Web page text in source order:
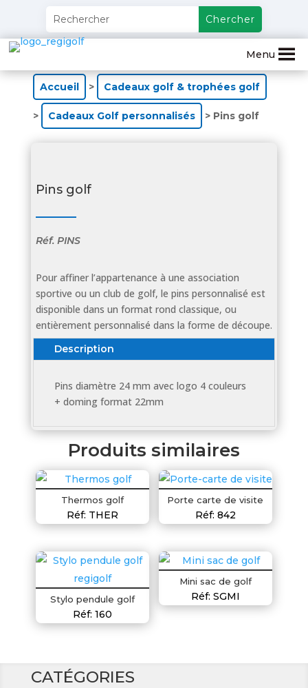
Menu
Accueil > Cadeaux golf & trophées golf
> Cadeaux Golf personnalisés > Pins golf
Pins golf
Réf. PINS
Pour affiner l’appartenance à une association
sportive ou un club de golf, le pins personnalisé est
disponible dans un format rond classique, ou
entièrement personnalisé dans la forme de découpe.
Description
Pins diamètre 24 mm avec logo 4 couleurs
+ doming format 22mm
Produits similaires
Thermos golf
Réf: THER
Porte carte de visite
Réf: 842
Stylo pendule golf
Réf: 160
Mini sac de golf
Réf: SGMI
CATÉGORIES